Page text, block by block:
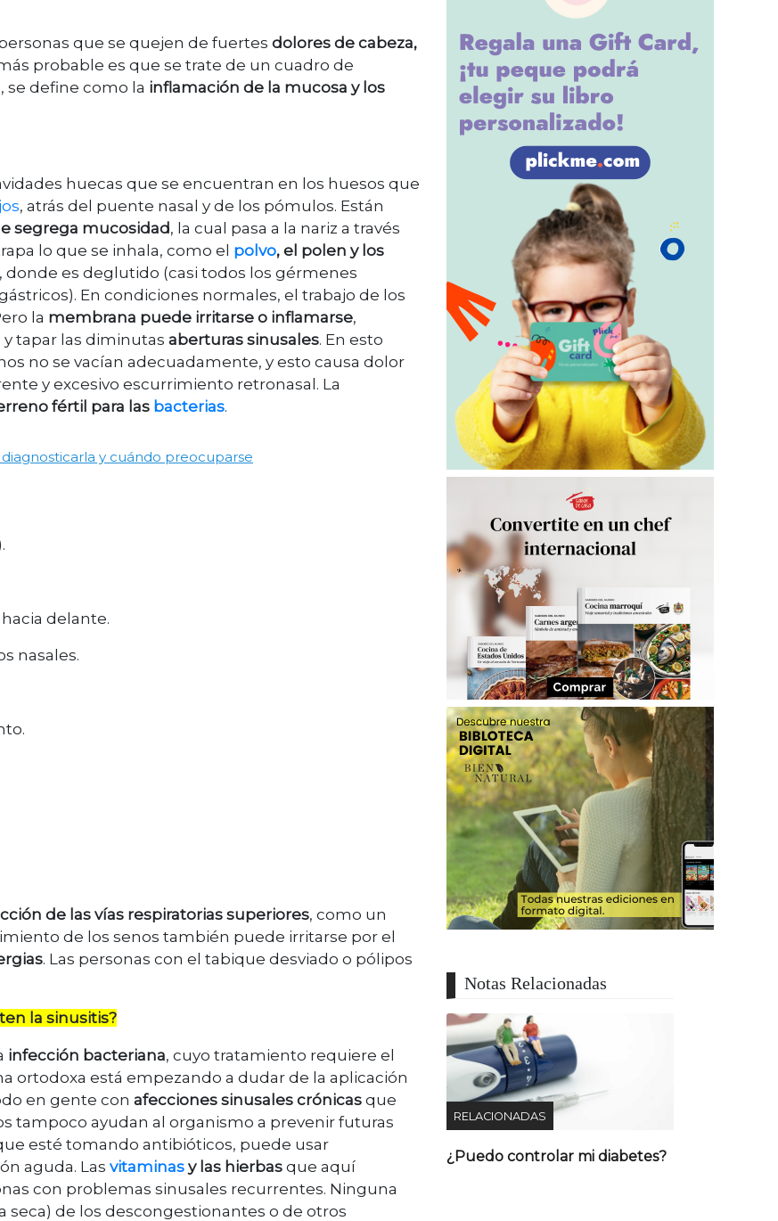
que se quejen de fuertes dolores de cabeza,
probable es que se trate de un cuadro de
se define como la inflamación de la mucosa y los
huecas que se encuentran en los huesos que
, atrás del puente nasal y de los pómulos. Están
segrega mucosidad, la cual pasa a la nariz a través
lo que se inhala, como el polvo, el polen y los
donde es deglutido (casi todos los gérmenes
En condiciones normales, el trabajo de los
la membrana puede irritarse o inflamarse,
tapar las diminutas aberturas sinusales. En esto
no se vacían adecuadamente, y esto causa dolor
y excesivo escurrimiento retronasal. La
fértil para las bacterias.
y cuándo preocuparse
delante.
nasales.
de las vías respiratorias superiores, como un
de los senos también puede irritarse por el
. Las personas con el tabique desviado o pólipos
la sinusitis?
infección bacteriana, cuyo tratamiento requiere el
ortodoxa está empezando a dudar de la aplicación
en gente con afecciones sinusales crónicas que
tampoco ayudan al organismo a prevenir futuras
esté tomando antibióticos, puede usar
aguda. Las vitaminas y las hierbas que aquí
con problemas sinusales recurrentes. Ninguna
de los descongestionantes o de otros
Notas Relacionadas
RELACIONADAS
¿Puedo controlar mi diabetes?